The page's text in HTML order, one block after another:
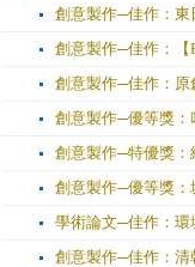
創意製作─佳作：東
創意製作─佳作：【
創意製作─佳作：原
創意製作─優等獎：
創意製作─特優獎：
創意製作─優等獎：
學術論文─佳作：環
創意製作─佳作：清